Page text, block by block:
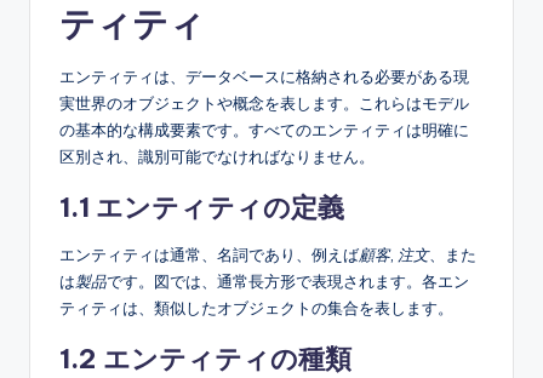
ティティ
エンティティは、データベースに格納される必要がある現
実世界のオブジェクトや概念を表します。これらはモデル
の基本的な構成要素です。すべてのエンティティは明確に
区別され、識別可能でなければなりません。
1.1 エンティティの定義
エンティティは通常、名詞であり、例えば顧客, 注文、また
は製品です。図では、通常長方形で表現されます。各エン
ティティは、類似したオブジェクトの集合を表します。
1.2 エンティティの種類